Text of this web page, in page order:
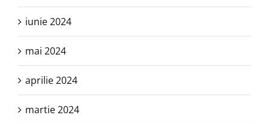
iunie 2024
mai 2024
aprilie 2024
martie 2024